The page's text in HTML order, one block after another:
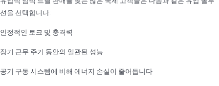
션을 선택합니다:
안정적인 토크 및 충격력
장기 근무 주기 동안의 일관된 성능
공기 구동 시스템에 비해 에너지 손실이 줄어듭니다